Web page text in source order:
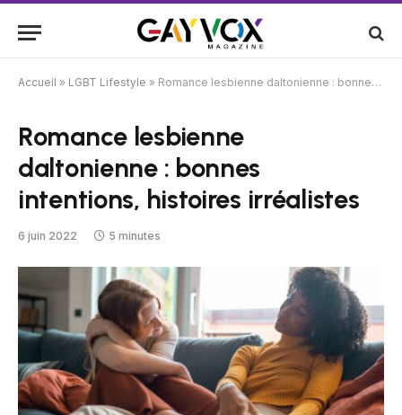
Accueil » LGBT Lifestyle » Romance lesbienne daltonienne : bonnes intentions, histoires irréalistes
Romance lesbienne
daltonienne : bonnes
intentions, histoires irréalistes
6 juin 2022 5 minutes